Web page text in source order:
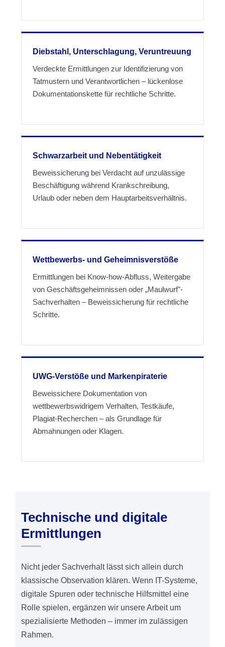
Diebstahl, Unterschlagung, Veruntreuung
Verdeckte Ermittlungen zur Identifizierung von
Tatmustern und Verantwortlichen – lückenlose
Dokumentationskette für rechtliche Schritte.
Schwarzarbeit und Nebentätigkeit
Beweissicherung bei Verdacht auf unzulässige
Beschäftigung während Krankschreibung,
Urlaub oder neben dem Hauptarbeitsverhältnis.
Wettbewerbs- und Geheimnisverstöße
Ermittlungen bei Know-how-Abfluss, Weitergabe
von Geschäftsgeheimnissen oder „Maulwurf"-
Sachverhalten – Beweissicherung für rechtliche
Schritte.
UWG-Verstöße und Markenpiraterie
Beweissichere Dokumentation von
wettbewerbswidrigem Verhalten, Testkäufe,
Plagiat-Recherchen – als Grundlage für
Abmahnungen oder Klagen.
Technische und digitale
Ermittlungen
Nicht jeder Sachverhalt lässt sich allein durch
klassische Observation klären. Wenn IT-Systeme,
digitale Spuren oder technische Hilfsmittel eine
Rolle spielen, ergänzen wir unsere Arbeit um
spezialisierte Methoden – immer im zulässigen
Rahmen.